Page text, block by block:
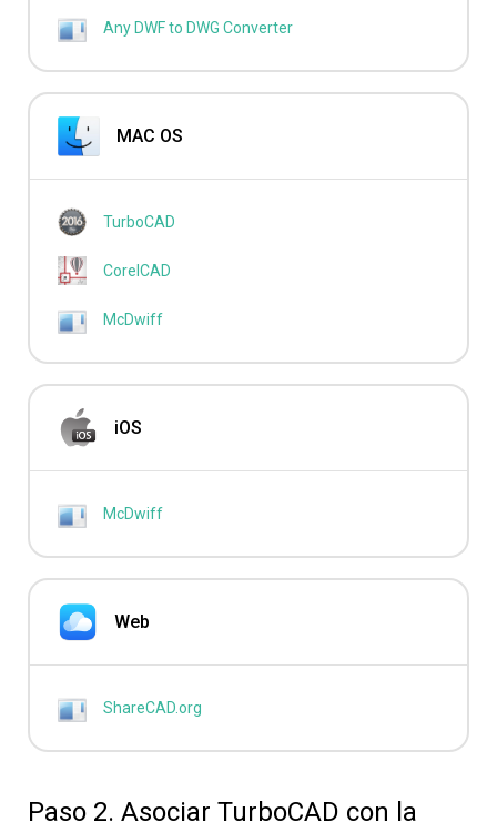
Any DWF to DWG Converter
MAC OS
TurboCAD
CorelCAD
McDwiff
iOS
McDwiff
Web
ShareCAD.org
Paso 2. Asociar TurboCAD con la